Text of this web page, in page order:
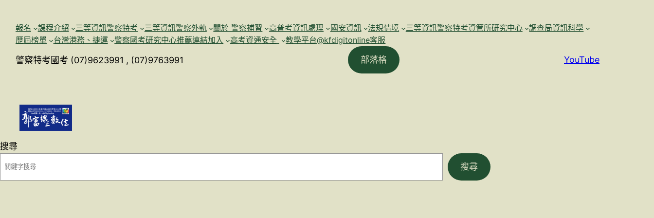
報名 課程介紹 三等資訊警察特考 三等資訊警察外軌 關於 警察補習 高普考資訊處理 國安資訊 法規情境 三等資訊警察特考資管所研究中心
調查局資訊科學
歷屆榜單
台灣港務、捷運 警察國考研究中心推薦連結加入 高考資通安全 教學平台@kfdigitonline客服
警察特考國考 (07)9623991 , (07)9763991 部落格 YouTube
搜尋
搜尋